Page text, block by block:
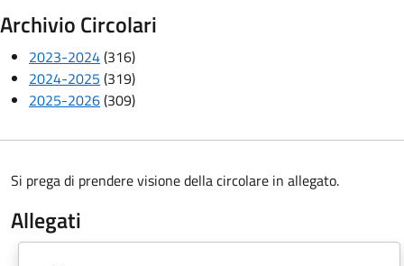
Archivio Circolari
2023-2024(316)
2024-2025 (319)
2025-2026(309)
Si prega di prendere visione della circolare in allegato.
Allegati